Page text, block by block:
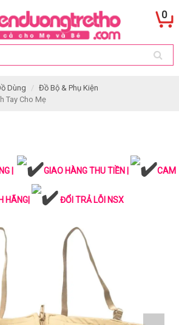
0
Dùng
Đồ Bộ & Phụ Kiện
Tay Cho Mẹ
| GIAO HÀNG THU TIỀN | CAM
HÃNG| ĐỔI TRẢ LỖI NSX